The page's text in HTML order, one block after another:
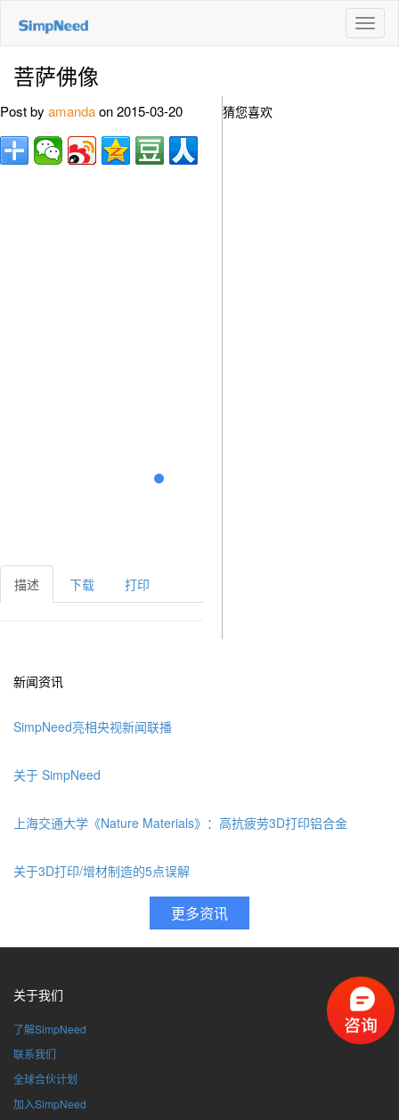
切
换
菩萨佛像
Post by amandaon 2015-03-20
描述 下载 打印
猜您喜欢
新闻资讯
SimpNeed亮相央视新闻联播
关于 SimpNeed
上海交通大学《Nature Materials》：高抗疲劳3D打印铝合金
关于3D打印/增材制造的5点误解
关于我们
了解SimpNeed
联系我们
全球合伙计划
加入SimpNeed